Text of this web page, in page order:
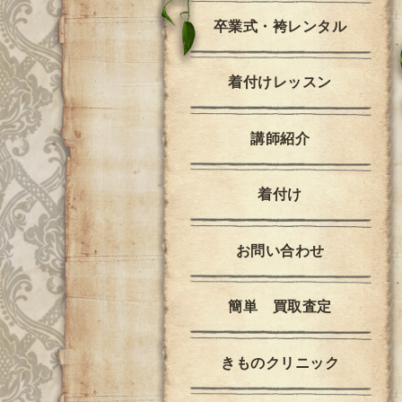
卒業式・袴レンタル
着付けレッスン
講師紹介
着付け
お問い合わせ
簡単 買取査定
きものクリニック